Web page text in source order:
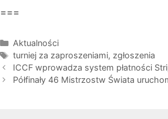
===
Kategorie
Aktualności
Tagi
turniej za zaproszeniami, zgłoszenia
ICCF wprowadza system płatności
Półfinały 46 Mistrzostw Świata